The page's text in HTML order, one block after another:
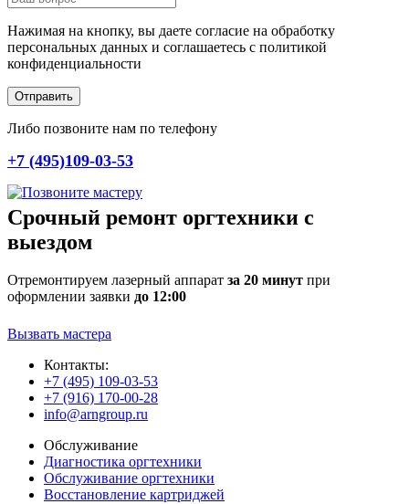
Нажимая на кнопку, вы даете согласие на обработку
персональных данных и соглашаетесь c политикой
конфиденциальности
Отправить
Либо позвоните нам по телефону
+7 (495)109-03-53
Срочный ремонт оргтехники с
выездом
Отремонтируем лазерный аппарат за 20 минут при
оформлении заявки до 12:00
Вызвать мастера
Контакты:
+7 (495) 109-03-53
+7 (916) 170-00-28
info@arngroup.ru
Обслуживание
Диагностика оргтехники
Обслуживание оргтехники
Восстановление картриджей